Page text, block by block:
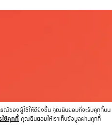
ารณ์ของผู้ใช้ให้ดียิ่งขึ้น คุณยินยอมที่จะรับคุกกี้บน
ใช้คุกกี้ คุณยินยอมให้เราเก็บข้อมูลผ่านคุกกี้